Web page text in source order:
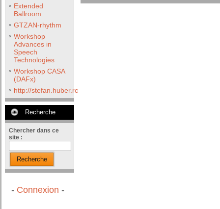
Extended
Ballroom
GTZAN-rhythm
Workshop
Advances in
Speech
Technologies
Workshop CASA
(DAFx)
http://stefan.huber.rocks/phd/tests/VoCoX2F/
Recherche
Chercher dans ce
site :
Recherche
- Connexion -